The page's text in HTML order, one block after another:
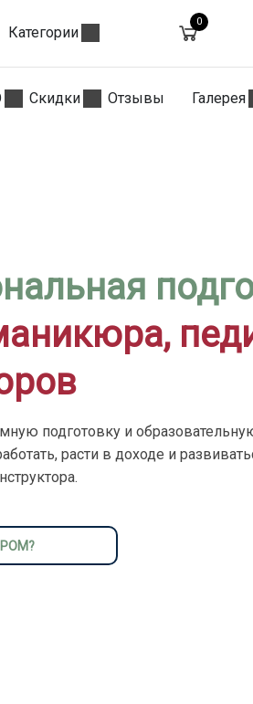
Категории
0
Скидки Отзывы Галерея
подготовку и
расти в доходе и